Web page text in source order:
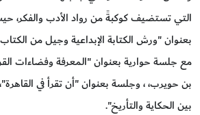
التي تستضيف كوكبةً من رواد الأدب والفكر،
بعنوان "ورش الكتابة الإبداعية وجيل من
مع جلسة حوارية بعنوان "المعرفة وفضاءات
بن حويرب، ، وجلسة بعنوان "أن تقرأ في
بين الحكاية والتأريخ".